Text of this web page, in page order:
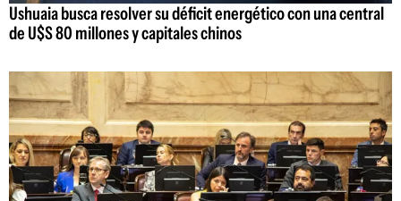
Ushuaia busca resolver su déficit energético con una central
de U$S 80 millones y capitales chinos